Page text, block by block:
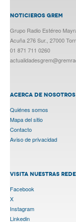
NOTICIEROS GREM
Grupo Radio Estéreo
Acuña 276 Sur., 27000
01 871 711 0260
ACERCA DE NOSOTROS
Quiénes somos
Mapa del sitio
Contacto
Aviso de privacidad
VISITA NUESTRAS
Facebook
X
Instagram
Linkedin